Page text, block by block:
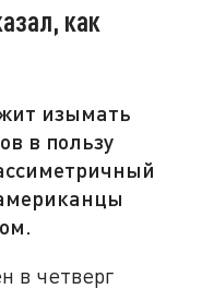
как
изымать
в пользу
в четверг